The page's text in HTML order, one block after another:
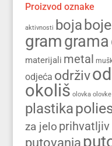
Proizvod oznake
aktivnosti boja boje
gramgrama
materijali metal
odjeća održiv
okoliš olovka olovke
plastika
za jelo prihvatljiv
putovanja